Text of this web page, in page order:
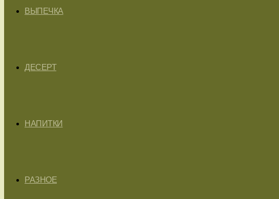
ВЫПЕЧКА
ДЕСЕРТ
НАПИТКИ
РАЗНОЕ